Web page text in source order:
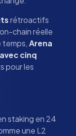
rétroactifs
chain réelle
temps,Arena
cinq
pour les
staking en 24
une L2